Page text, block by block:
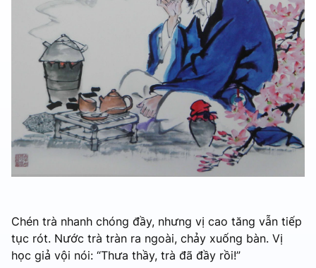
Chén trà nhanh chóng đầy, nhưng vị cao tăng vẫn tiếp
tục rót. Nước trà tràn ra ngoài, chảy xuống bàn. Vị
học giả vội nói: “Thưa thầy, trà đã đầy rồi!”